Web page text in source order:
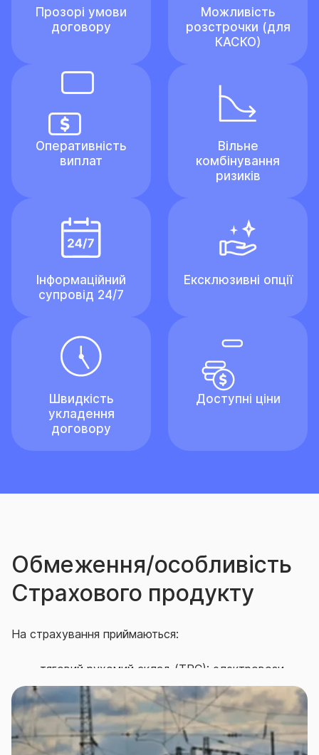
Прозорі умови
договору
Можливість
розстрочки (для
КАСКО)
Оперативність
виплат
Вільне
комбінування
ризиків
Інформаційний
супровід 24/7
Ексклюзивні опції
Швидкість
укладення
договору
Доступні ціни
Обмеження/особливість
Страхового продукту
На страхування приймаються:
тяговий рухомий склад (ТРС): електровози,
тепловози, паровози, електропоїзди, дизель-
поїзди, газотурбовози та інший ТРС;
несамохідний руховий склад (НРС): вагони і
піввагони (криті вагони, ізотермічні вагони,